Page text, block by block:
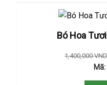
Bó Hoa
1,400,000VND
Mã: